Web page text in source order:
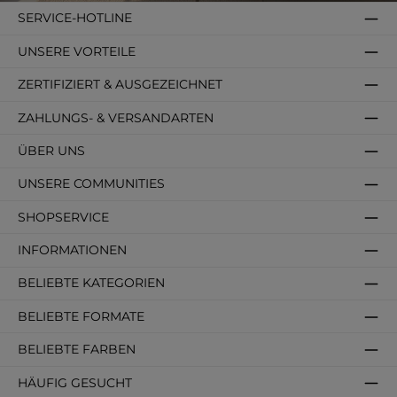
SERVICE-HOTLINE
SHOPSERVICE
INFORMATIONEN
BELIEBTE KATEGORIEN
BELIEBTE FORMATE
BELIEBTE FARBEN
HÄUFIG GESUCHT
ZAHLUNGS- & VERSANDARTEN
ÜBER UNS
ZERTIFIZIERT & AUSGEZEICHNET
UNSERE VORTEILE
UNSERE COMMUNITIES